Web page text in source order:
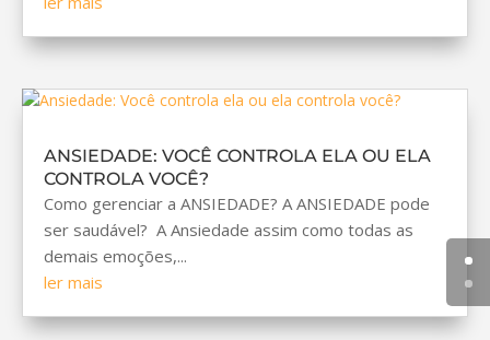
ANSIEDADE: VOCÊ CONTROLA ELA OU ELA
CONTROLA VOCÊ?
Como gerenciar a ANSIEDADE? A ANSIEDADE pode
ser saudável? A Ansiedade assim como todas as
demais emoções,...
ler mais